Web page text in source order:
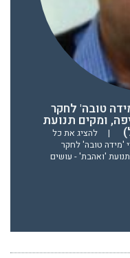
טובה' לחקר
ומקים תנועת
|
להציג את כל
'מידה טובה' לחקר
תנועת 'ואהבת' - עושים